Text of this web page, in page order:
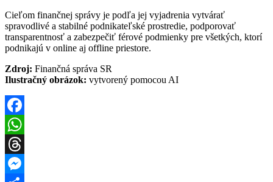
Cieľom finančnej správy je podľa jej vyjadrenia vytvárať
spravodlivé a stabilné podnikateľské prostredie, podporovať
transparentnosť a zabezpečiť férové podmienky pre všetkých, ktorí
podnikajú v online aj offline priestore.
Zdroj: Finančná správa SR
Ilustračný obrázok: vytvorený pomocou AI
Facebook
WhatsApp
Threads